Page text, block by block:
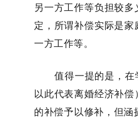
另一方工作等负担较
定，所谓补偿实际是
一方工作等。
值得一提的是，
以此代表离婚经济补
的补偿予以修补，但